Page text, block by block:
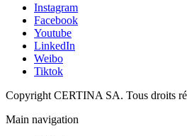
Instagram
Facebook
Youtube
LinkedIn
Weibo
Tiktok
Copyright CERTINA SA. Tous droits
Main navigation